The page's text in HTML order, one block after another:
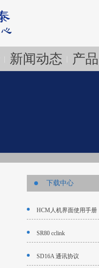
| 新闻动态 | 产
下载中心
HCM人机界面使用手册
SR80 cclink
SD16A 通讯协议